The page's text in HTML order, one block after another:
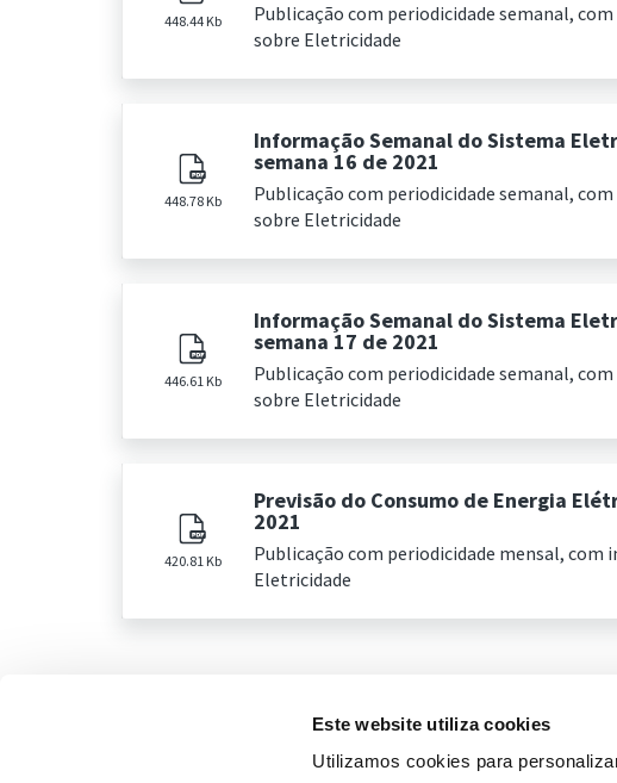
Este website utiliza cookies
Utilizamos cookies para
448.44 Kb
Publicação com periodicidade semanal,
sobre Eletricidade
448.78 Kb
Informação Semanal do Sistema
semana 16 de 2021
Publicação com periodicidade semanal,
sobre Eletricidade
446.61 Kb
Informação Semanal do Sistema
semana 17 de 2021
Publicação com periodicidade semanal,
sobre Eletricidade
420.81 Kb
Previsão do Consumo de Energia
2021
Publicação com periodicidade mensal, com
Eletricidade